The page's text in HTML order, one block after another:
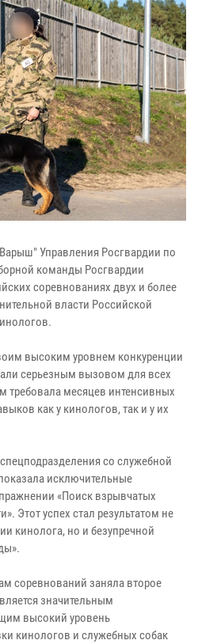
Управления Росгвардии по
команды Росгвардии
соревнованиях двух и более
власти Российской
высоким уровнем конкуренции
серьезным вызовом для всех
требовала месяцев интенсивных
как у кинологов, так и у их
со служебной
исключительные
«Поиск взрывчатых
Этот успех стал результатом не
кинолога, но и безупречной
соревнований заняла второе
значительным
высокий уровень
кинологов и служебных собак